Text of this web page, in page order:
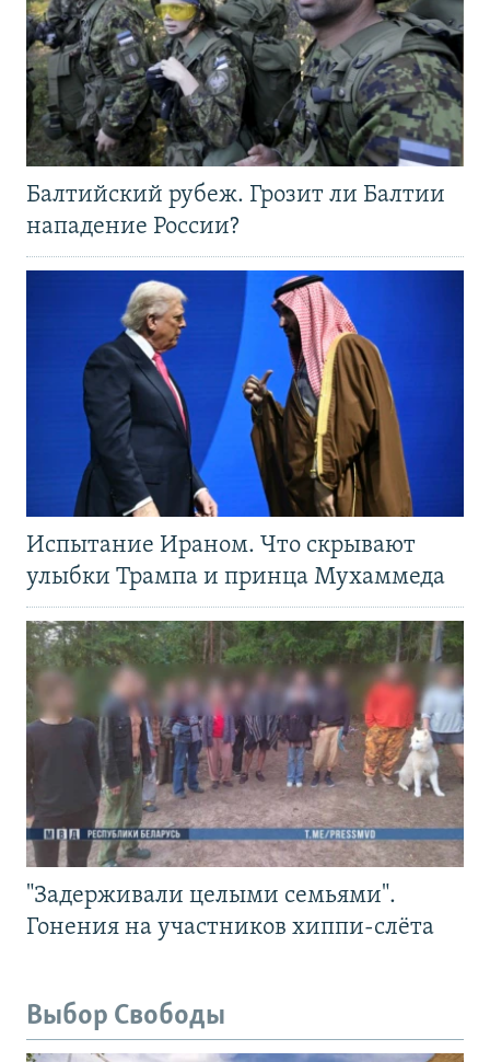
Балтийский рубеж. Грозит ли Балтии
нападение России?
Испытание Ираном. Что скрывают
улыбки Трампа и принца Мухаммеда
"Задерживали целыми семьями".
Гонения на участников хиппи-слёта
Выбор Свободы